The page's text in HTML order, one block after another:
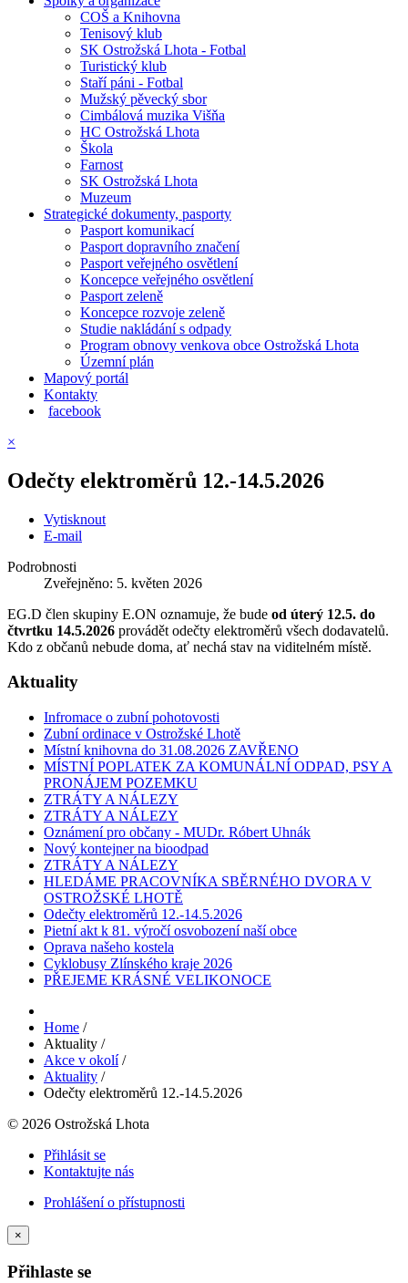
COŠ a Knihovna
Tenisový klub
SK Ostrožská Lhota - Fotbal
Turistický klub
Staří páni - Fotbal
Mužský pěvecký sbor
Cimbálová muzika Višňa
HC Ostrožská Lhota
Škola
Farnost
SK Ostrožská Lhota
Muzeum
Strategické dokumenty, pasporty
Pasport komunikací
Pasport dopravního značení
Pasport veřejného osvětlení
Koncepce veřejného osvětlení
Pasport zeleně
Koncepce rozvoje zeleně
Studie nakládání s odpady
Program obnovy venkova obce Ostrožská Lhota
Územní plán
Mapový portál
Kontakty
facebook
×
Odečty elektroměrů 12.-14.5.2026
Vytisknout
E-mail
Podrobnosti
Zveřejněno: 5. květen 2026
EG.D člen skupiny E.ON oznamuje, že bude od úterý 12.5. do
čtvrtku 14.5.2026 provádět odečty elektroměrů všech dodavatelů.
Kdo z občanů nebude doma, ať nechá stav na viditelném místě.
Aktuality
Infromace o zubní pohotovosti
Zubní ordinace v Ostrožské Lhotě
Místní knihovna do 31.08.2026 ZAVŘENO
MÍSTNÍ POPLATEK ZA KOMUNÁLNÍ ODPAD, PSY A
PRONÁJEM POZEMKU
ZTRÁTY A NÁLEZY
ZTRÁTY A NÁLEZY
Oznámení pro občany - MUDr. Róbert Uhnák
Nový kontejner na bioodpad
ZTRÁTY A NÁLEZY
HLEDÁME PRACOVNÍKA SBĚRNÉHO DVORA V
OSTROŽSKÉ LHOTĚ
Odečty elektroměrů 12.-14.5.2026
Pietní akt k 81. výročí osvobození naší obce
Oprava našeho kostela
Cyklobusy Zlínského kraje 2026
PŘEJEME KRÁSNÉ VELIKONOCE
Home /
Aktuality /
Akce v okolí /
Aktuality /
Odečty elektroměrů 12.-14.5.2026
© 2026 Ostrožská Lhota
Přihlásit se
Kontaktujte nás
Prohlášení o přístupnosti
×
Přihlaste se